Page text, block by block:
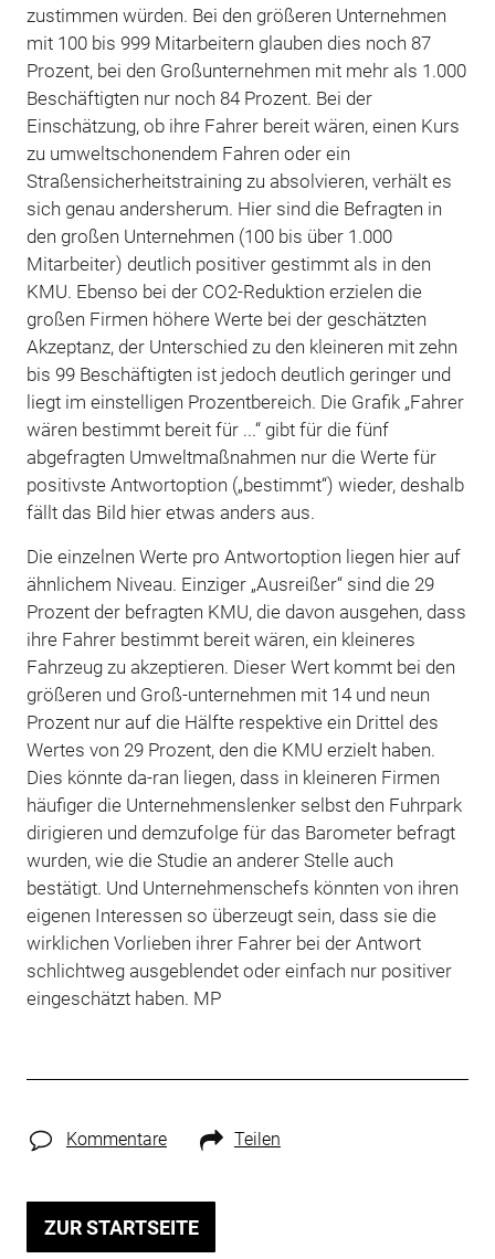
zustimmen würden. Bei den größeren Unternehmen
mit 100 bis 999 Mitarbeitern glauben dies noch 87
Prozent, bei den Großunternehmen mit mehr als 1.000
Beschäftigten nur noch 84 Prozent. Bei der
Einschätzung, ob ihre Fahrer bereit wären, einen Kurs
zu umweltschonendem Fahren oder ein
Straßensicherheitstraining zu absolvieren, verhält es
sich genau andersherum. Hier sind die Befragten in
den großen Unternehmen (100 bis über 1.000
Mitarbeiter) deutlich positiver gestimmt als in den
KMU. Ebenso bei der CO2-Reduktion erzielen die
großen Firmen höhere Werte bei der geschätzten
Akzeptanz, der Unterschied zu den kleineren mit zehn
bis 99 Beschäftigten ist jedoch deutlich geringer und
liegt im einstelligen Prozentbereich. Die Grafik „Fahrer
wären bestimmt bereit für ...“ gibt für die fünf
abgefragten Umweltmaßnahmen nur die Werte für
positivste Antwortoption („bestimmt“) wieder, deshalb
fällt das Bild hier etwas anders aus.
Die einzelnen Werte pro Antwortoption liegen hier auf
ähnlichem Niveau. Einziger „Ausreißer“ sind die 29
Prozent der befragten KMU, die davon ausgehen, dass
ihre Fahrer bestimmt bereit wären, ein kleineres
Fahrzeug zu akzeptieren. Dieser Wert kommt bei den
größeren und Groß-unternehmen mit 14 und neun
Prozent nur auf die Hälfte respektive ein Drittel des
Wertes von 29 Prozent, den die KMU erzielt haben.
Dies könnte da-ran liegen, dass in kleineren Firmen
häufiger die Unternehmenslenker selbst den Fuhrpark
dirigieren und demzufolge für das Barometer befragt
wurden, wie die Studie an anderer Stelle auch
bestätigt. Und Unternehmenschefs könnten von ihren
eigenen Interessen so überzeugt sein, dass sie die
wirklichen Vorlieben ihrer Fahrer bei der Antwort
schlichtweg ausgeblendet oder einfach nur positiver
eingeschätzt haben. MP
Kommentare Teilen
ZUR STARTSEITE